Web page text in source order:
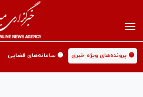
🟡 پرونده‌های ویژه خبری 🟡 سامانه‌های قضایی